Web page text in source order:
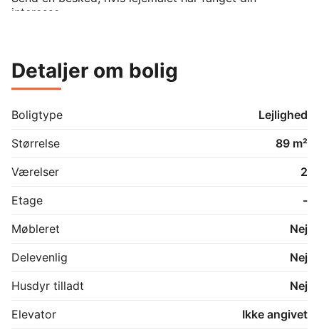
interesse.
på annonceringstidspunktet. Venligst kontakt udlejer
hvis du er interesseret i lejemålet.
Detaljer om bolig
Boligtype
Lejlighed
Størrelse
89 m²
Værelser
2
Etage
-
Møbleret
Nej
Delevenlig
Nej
Husdyr tilladt
Nej
Elevator
Ikke angivet